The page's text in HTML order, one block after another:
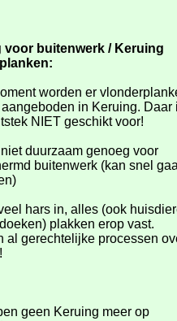
voor buitenwerk / Keruing
worden er
in Keruing. Daar
NIET geschikt voor!
duurzaam genoeg voor
buitenwerk (kan snel
hars in, alles (ook
plakken erop vast.
al gerechtelijke processen
geen Keruing meer op